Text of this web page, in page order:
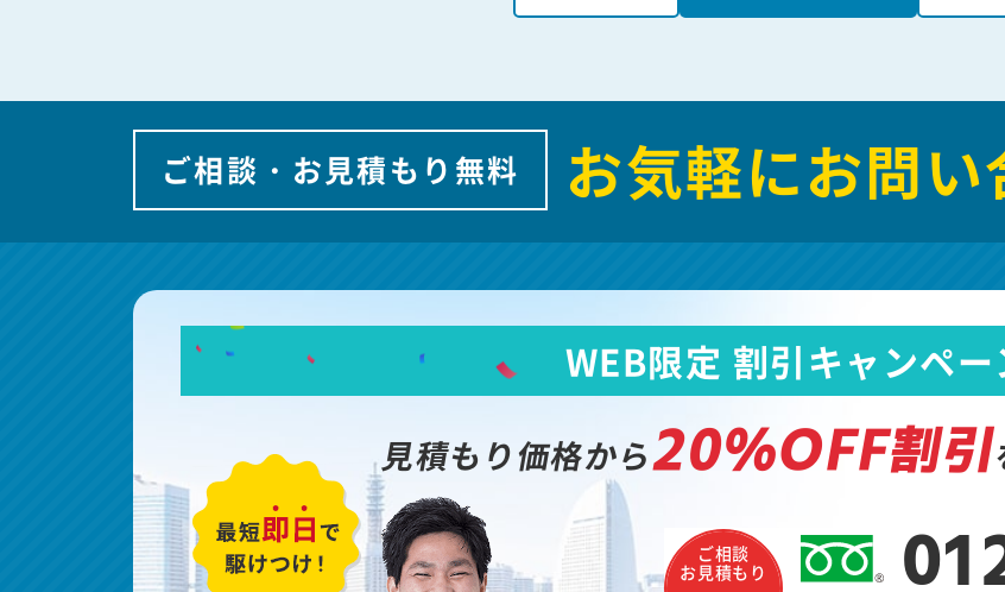
ご相談・お見積もり無料 お気軽にお問い
WEB限定 割引キャンペー
見積もり価格から20%OFF割引
ご相談
お見積もり